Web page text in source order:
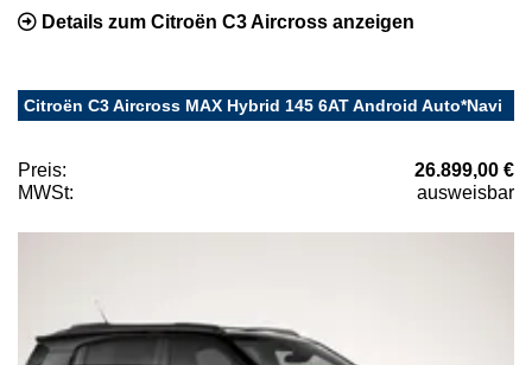
Details zum Citroën C3 Aircross anzeigen
Citroën C3 Aircross MAX Hybrid 145 6AT Android Auto*Navi
Preis:
26.899,00 €
MWSt:
ausweisbar